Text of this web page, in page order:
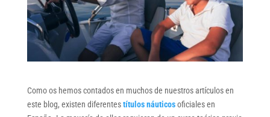
Como os hemos contados en muchos de nuestros artículos en
este blog, existen diferentestítulos náuticosoficiales en